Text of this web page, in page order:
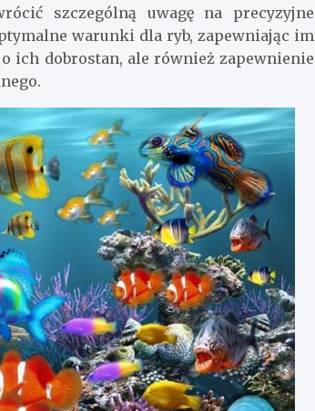
szczególną uwagę na precyzyjne
warunki dla ryb, zapewniając im
ich dobrostan, ale również zapewnienie